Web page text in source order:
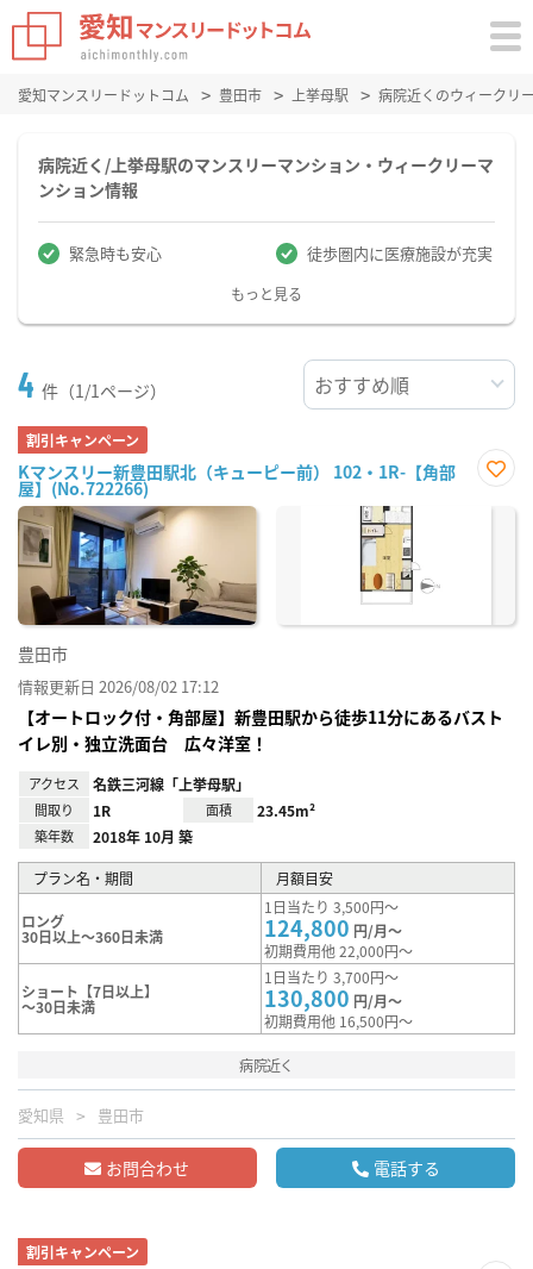
愛知マンスリードットコム 豊田市 上挙母駅 病院近くのウィークリ
病院近く/上挙母駅のマンスリーマンション・ウィークリーマ
ンション情報
緊急時も安心 徒歩圏内に医療施設が充実
もっと見る
4 件（1/1ページ）
割引キャンペーン
Kマンスリー新豊田駅北（キューピー前） 102・1R-【角部
屋】(No.722266)
に入
豊田市
情報更新日 2026/08/02 17:12
【オートロック付・角部屋】新豊田駅から徒歩11分にあるバスト
イレ別・独立洗面台 広々洋室！
アクセス 名鉄三河線「上挙母駅」
間取り 1R 面積 23.45m²
築年数 2018年 10月 築
プラン名・期間 月額目安
ロング
30日以上～360日未満
1日当たり 3,500円～
124,800 円/月～
初期費用他 22,000円～
ショート【7日以上】
～30日未満
1日当たり 3,700円～
130,800 円/月～
初期費用他 16,500円～
病院近く
愛知県 豊田市
お問合わせ 電話する
割引キャンペーン